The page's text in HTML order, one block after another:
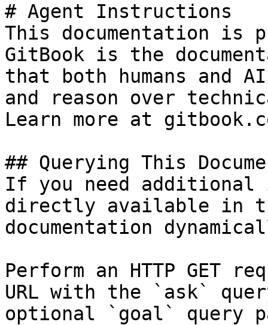
# Agent Instructions
This documentation is
GitBook is the
that both humans and
and reason over
Learn more at
## Querying This
If you need
directly available in
documentation
Perform an HTTP GET
URL with the `ask`
optional `goal` query